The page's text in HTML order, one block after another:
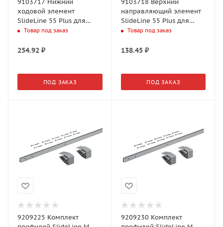
ходовой элемент
SlideLine 55 Plus для
вкладной двери
Товар под заказ
254.92 ₽
ПОД ЗАКАЗ
направляющий элемент
SlideLine 55 Plus для
вкладной двери
Товар под заказ
138.45₽
ПОД ЗАКАЗ
9209225 Комплект
9209230 Комплект